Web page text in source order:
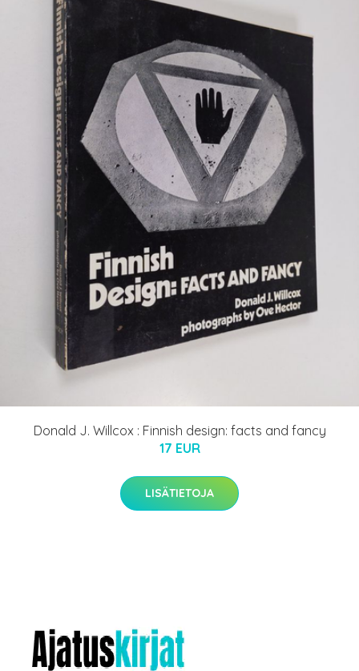
Donald J. Willcox : Finnish design: facts and fancy
17 EUR
LISÄTIETOJA